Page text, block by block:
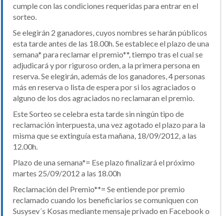
cumple con las condiciones requeridas para entrar en el
sorteo.
Se elegirán 2 ganadores, cuyos nombres se harán públicos
esta tarde antes de las 18.00h. Se establece el plazo de una
semana* para reclamar el premio**, tiempo tras el cual se
adjudicará y por riguroso orden, a la primera persona en
reserva. Se elegirán, además de los ganadores, 4 personas
más en reserva o lista de espera por si los agraciados o
alguno de los dos agraciados no reclamaran el premio.
Este Sorteo se celebra esta tarde sin ningún tipo de
reclamación interpuesta, una vez agotado el plazo para la
misma que se extinguía esta mañana, 18/09/2012, a las
12.00h.
Plazo de una semana*= Ese plazo finalizará el próximo
martes 25/09/2012 a las 18.00h
Reclamación del Premio**= Se entiende por premio
reclamado cuando los beneficiarios se comuniquen con
Susysev´s Kosas mediante mensaje privado en Facebook o